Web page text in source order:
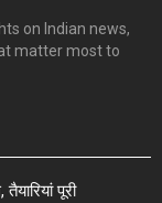
on Indian news,
matter most to
पूरी